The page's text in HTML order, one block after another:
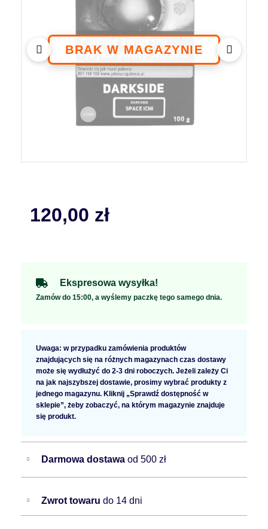
120,00 zł
Ekspresowa wysyłka!
Zamów do 15:00, a wyślemy paczkę tego samego dnia.
Uwaga: w przypadku zamówienia produktów
znajdujących się na różnych magazynach czas dostawy
może się wydłużyć do 2-3 dni roboczych. Jeżeli zależy Ci
na jak najszybszej dostawie, prosimy wybrać produkty z
jednego magazynu. Kliknij „Sprawdź dostępność w
sklepie”, żeby zobaczyć, na którym magazynie znajduje
się produkt.
Darmowa dostawa od 500 zł
Zwrot towaru do 14 dni